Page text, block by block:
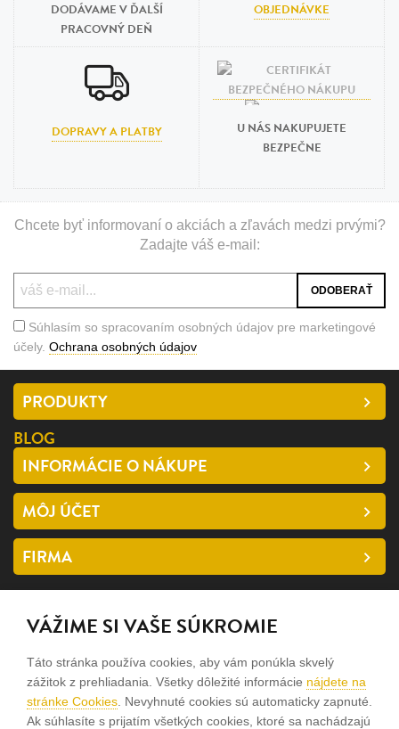
DODÁVAME V ĎALŠÍ
PRACOVNÝ DEŇ
OBJEDNÁVKE
DOPRAVY A PLATBY
U NÁS NAKUPUJETE
BEZPEČNE
Chcete byť informovaní o akciách a zľavách medzi prvými?
Zadajte váš e-mail:
Súhlasím so spracovaním osobných údajov pre marketingové
účely. Ochrana osobných údajov
PRODUKTY
BLOG
INFORMÁCIE O NÁKUPE
MÔJ ÚČET
FIRMA
SLEDUJTE NÁS
facebook
instagram
VÁŽIME SI VAŠE SÚKROMIE
Táto stránka používa cookies, aby vám ponúkla skvelý
zážitok z prehliadania. Všetky dôležité informácie nájdete na
stránke Cookies . Nevyhnuté cookies sú automaticky zapnuté.
Ak súhlasíte s prijatím všetkých cookies, ktoré sa nachádzajú